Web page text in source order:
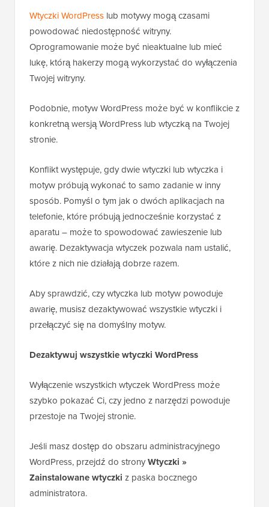
Wtyczki WordPress lub motywy mogą czasami
powodować niedostępność witryny.
Oprogramowanie może być nieaktualne lub mieć
lukę, którą hakerzy mogą wykorzystać do wyłączenia
Twojej witryny.
Podobnie, motyw WordPress może być w konflikcie z
konkretną wersją WordPress lub wtyczką na Twojej
stronie.
Konflikt występuje, gdy dwie wtyczki lub wtyczka i
motyw próbują wykonać to samo zadanie w inny
sposób. Pomyśl o tym jak o dwóch aplikacjach na
telefonie, które próbują jednocześnie korzystać z
aparatu – może to spowodować zawieszenie lub
awarię. Dezaktywacja wtyczek pozwala nam ustalić,
które z nich nie działają dobrze razem.
Aby sprawdzić, czy wtyczka lub motyw powoduje
awarię, musisz dezaktywować wszystkie wtyczki i
przełączyć się na domyślny motyw.
Dezaktywuj wszystkie wtyczki WordPress
Wyłączenie wszystkich wtyczek WordPress może
szybko pokazać Ci, czy jedno z narzędzi powoduje
przestoje na Twojej stronie.
Jeśli masz dostęp do obszaru administracyjnego
WordPress, przejdź do stronyWtyczki »
Zainstalowane wtyczki z paska bocznego
administratora.